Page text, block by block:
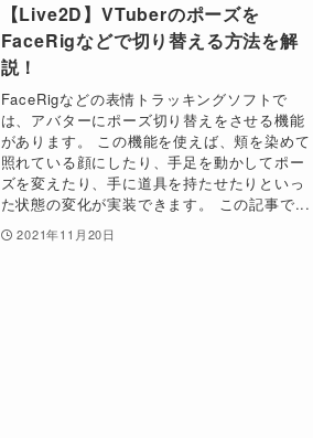
【Live2D】VTuberのポーズを
FaceRigなどで切り替える方法を解
説！
FaceRigなどの表情トラッキングソフトで
は、アバターにポーズ切り替えをさせる機能
があります。 この機能を使えば、頬を染めて
照れている顔にしたり、手足を動かしてポー
ズを変えたり、手に道具を持たせたりといっ
た状態の変化が実装できます。 この記事で...
2021年11月20日